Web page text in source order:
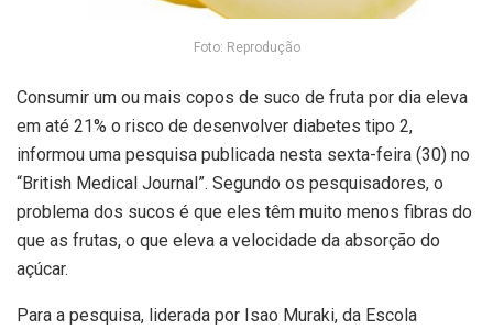
Foto: Reprodução
Consumir um ou mais copos de suco de fruta por dia eleva
em até 21% o risco de desenvolver diabetes tipo 2,
informou uma pesquisa publicada nesta sexta-feira (30) no
“British Medical Journal”. Segundo os pesquisadores, o
problema dos sucos é que eles têm muito menos fibras do
que as frutas, o que eleva a velocidade da absorção do
açúcar.
Para a pesquisa, liderada por Isao Muraki, da Escola